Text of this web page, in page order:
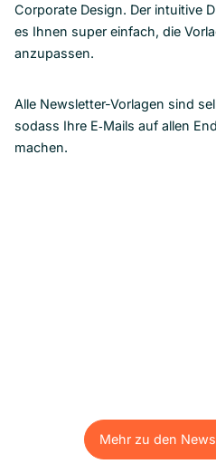
Corporate Design. Der intuitive
es Ihnen super einfach, die
anzupassen.
Alle Newsletter-Vorlagen sind
sodass Ihre E‑Mails auf allen
machen.
Mehr zu den
Mehr zu den